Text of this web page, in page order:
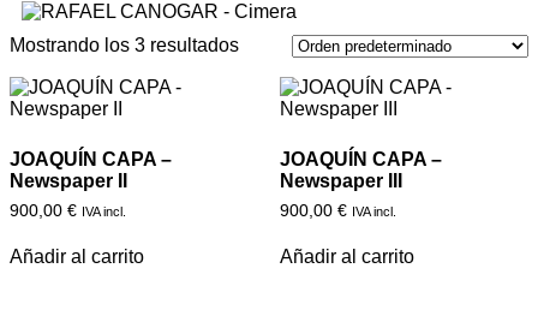
Mostrando los 3 resultados
JOAQUÍN CAPA –
Newspaper II
900,00 € IVA incl.
Añadir al carrito
JOAQUÍN CAPA –
Newspaper III
900,00 € IVA incl.
Añadir al carrito